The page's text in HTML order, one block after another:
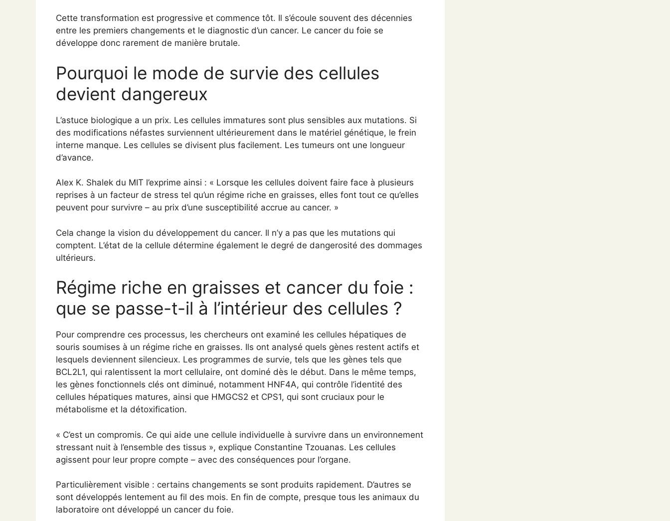
Cette transformation est progressive et commence tôt. Il s’écoule souvent des décennies
entre les premiers changements et le diagnostic d’un cancer. Le cancer du foie se
développe donc rarement de manière brutale.
Pourquoi le mode de survie des cellules
devient dangereux
L’astuce biologique a un prix. Les cellules immatures sont plus sensibles aux mutations. Si
des modifications néfastes surviennent ultérieurement dans le matériel génétique, le frein
interne manque. Les cellules se divisent plus facilement. Les tumeurs ont une longueur
d’avance.
Alex K. Shalek du MIT l’exprime ainsi : « Lorsque les cellules doivent faire face à plusieurs
reprises à un facteur de stress tel qu’un régime riche en graisses, elles font tout ce qu’elles
peuvent pour survivre – au prix d’une susceptibilité accrue au cancer. »
Cela change la vision du développement du cancer. Il n’y a pas que les mutations qui
comptent. L’état de la cellule détermine également le degré de dangerosité des dommages
ultérieurs.
Régime riche en graisses et cancer du foie :
que se passe-t-il à l’intérieur des cellules ?
Pour comprendre ces processus, les chercheurs ont examiné les cellules hépatiques de
souris soumises à un régime riche en graisses. Ils ont analysé quels gènes restent actifs et
lesquels deviennent silencieux. Les programmes de survie, tels que les gènes tels que
BCL2L1, qui ralentissent la mort cellulaire, ont dominé dès le début. Dans le même temps,
les gènes fonctionnels clés ont diminué, notamment HNF4A, qui contrôle l’identité des
cellules hépatiques matures, ainsi que HMGCS2 et CPS1, qui sont cruciaux pour le
métabolisme et la détoxification.
« C’est un compromis. Ce qui aide une cellule individuelle à survivre dans un environnement
stressant nuit à l’ensemble des tissus », explique Constantine Tzouanas. Les cellules
agissent pour leur propre compte – avec des conséquences pour l’organe.
Particulièrement visible : certains changements se sont produits rapidement. D’autres se
sont développés lentement au fil des mois. En fin de compte, presque tous les animaux du
laboratoire ont développé un cancer du foie.